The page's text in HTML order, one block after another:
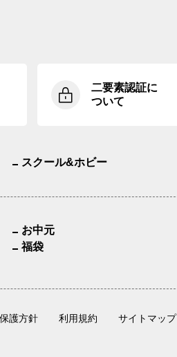
二要素認証に
ついて
スクール&ホビー
お中元
福袋
護方針 利用規約 サイトマップ